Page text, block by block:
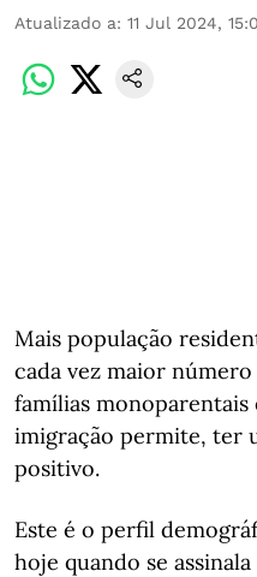
Atualizado a: 11 Jul 2024,
Mais população
cada vez maior
famílias monoparentais
imigração permite, ter
positivo.
Este é o perfil
hoje quando se assinala